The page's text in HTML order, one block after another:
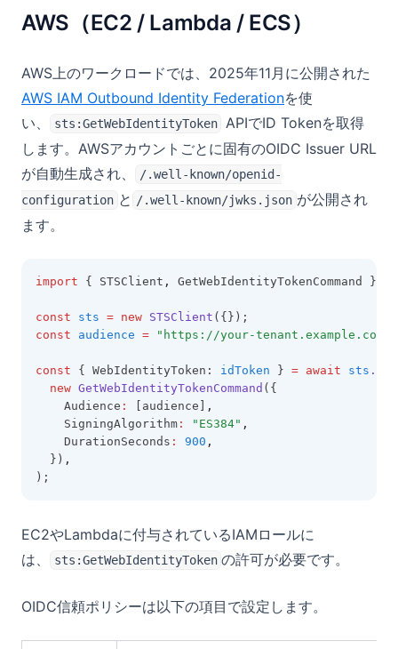
AWS（EC2 / Lambda / ECS）
AWS上のワークロードでは、2025年11月に公開された
AWS IAM Outbound Identity Federation(opens in a new
を使
い、
sts:GetWebIdentityToken APIでID Tokenを取得
します。AWSアカウントごとに固有のOIDC Issuer URL
が自動生成され、
/.well-known/openid-
configuration と /.well-known/jwks.json が公開され
ます。
import { STSClient , GetWebIdentityTokenCommand }
const sts = new STSClient ({});
const
audience = "https://your-tenant.example.com"
const { WebIdentityToken: idToken } = await sts
new GetWebIdentityTokenCommand ({
    Audience
: [audience]
,
    SigningAlgorithm
: "ES384" ,
    DurationSeconds
: 900 ,
  })
,
);
EC2やLambdaに付与されているIAMロールに
は、
sts:GetWebIdentityToken の許可が必要です。
OIDC信頼ポリシーは以下の項目で設定します。